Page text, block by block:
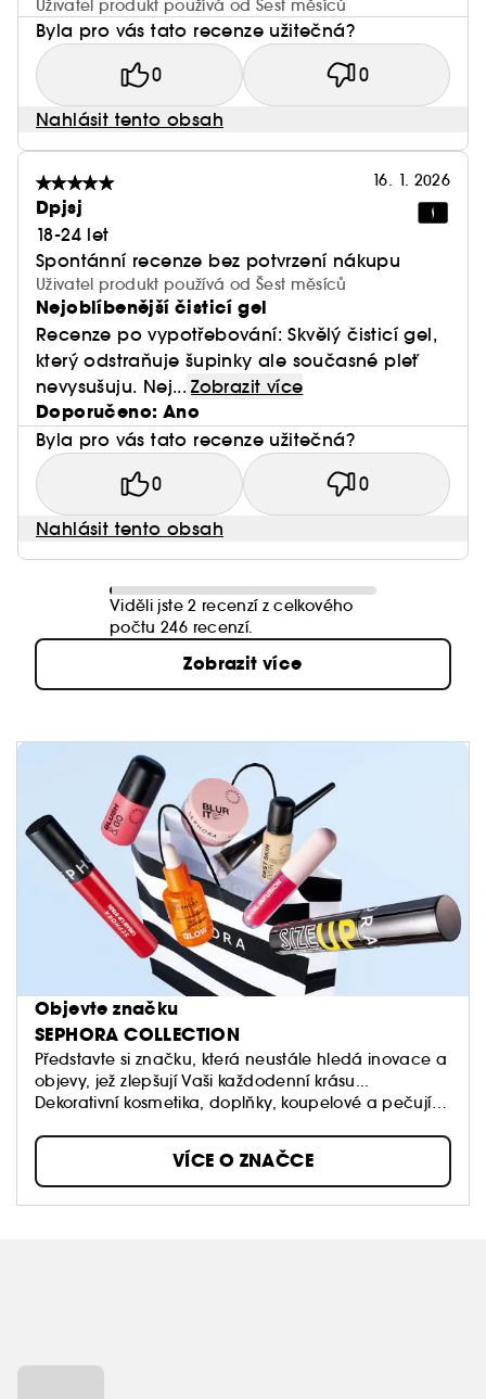
Uživatel produkt používá od Šest měsíců
Byla pro vás tato recenze užitečná?
0 0
Nahlásit tento obsah
16. 1. 2026
Dpjsj
18-24 let
Spontánní recenze bez potvrzení nákupu
Uživatel produkt používá od Šest měsíců
Nejoblíbenější čisticí gel
Recenze po vypotřebování: Skvělý čisticí gel,
který odstraňuje šupinky ale současné pleť
nevysušuju. Nej... Zobrazit více
Doporučeno: Ano
Byla pro vás tato recenze užitečná?
0 0
Nahlásit tento obsah
Viděli jste 2 recenzí z celkového
počtu 246 recenzí.
Zobrazit více
Objevte značku
SEPHORA COLLECTION
Představte si značku, která neustále hledá inovace a
objevy, jež zlepšují Vaši každodenní krásu...
Dekorativní kosmetika, doplňky, koupelové a pečující
úžasných produktů, textur a barev.
Naše dostupné produkty stojí v čele trendů a jsou
vždy kvalitní.
Dopřejte si volnost vytvářet vlastní styly a měnit je,
VÍCE O ZNAČCE